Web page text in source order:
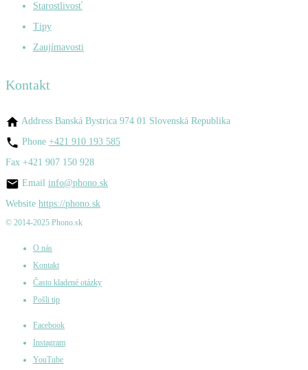
Starostlivosť
Tipy
Zaujímavosti
Kontakt
Address Banská Bystrica 974 01 Slovenská Republika
Phone +421 910 193 585
Fax +421 907 150 928
Email info@phono.sk
Website https://phono.sk
© 2014-2025 Phono.sk
O nás
Kontakt
Často kladené otázky
Pošli tip
Facebook
Instagram
YouTube